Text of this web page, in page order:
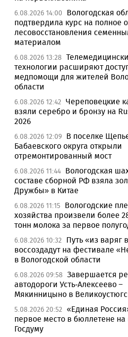
6.08.2026 14:00
Вологодская
подтвердила курс на полное
лесовосстановления
материалом
6.08.2026 13:28
технологии расширяют
медпомощи для жителей
области
6.08.2026 12:42 Череповецкие
взяли серебро и бронзу на
2026
6.08.2026 12:09 В поселке
Бабаевского округа открыли
отремонтированный мост
6.08.2026 11:44 Вологодская
составе сборной РФ взяла
Дружбы» в Китае
6.08.2026 11:15 Вологодские
хозяйства произвели более
тонн молока за первое
6.08.2026 10:32
Путь «из варяг
воссоздадут на фестивале
в Вологодской области
6.08.2026 09:58 Завершается
автодороги Усть-Алексеево –
Мякинницыно в
5.08.2026 20:52 «Единая
первое место в бюллетене
Госдуму